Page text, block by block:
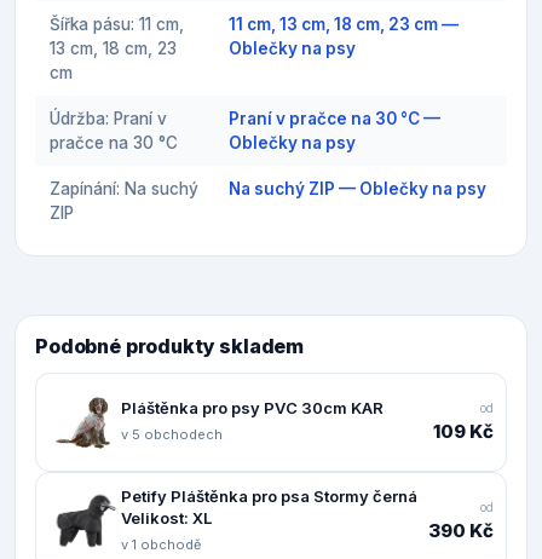
Šířka pásu: 11 cm,
13 cm, 18 cm, 23
cm
11 cm, 13 cm, 18 cm, 23 cm —
Oblečky na psy
Údržba: Praní v
pračce na 30 °C
Praní v pračce na 30 °C —
Oblečky na psy
Zapínání: Na suchý
ZIP
Na suchý ZIP — Oblečky na psy
Podobné produkty skladem
Pláštěnka pro psy PVC 30cm KAR
v 5 obchodech
od
109 Kč
Petify Pláštěnka pro psa Stormy černá
Velikost: XL
v 1 obchodě
od
390 Kč